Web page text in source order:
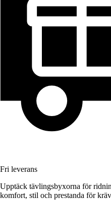
Fri leverans
Upptäck tävlingsbyxorna för
komfort, stil och prestanda för